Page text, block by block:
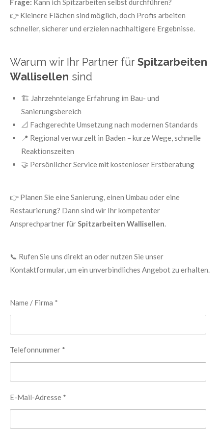
Frage: Kann ich Spitzarbeiten selbst durchführen?
👉 Kleinere Flächen sind möglich, doch Profis arbeiten
schneller, sicherer und erzielen nachhaltigere Ergebnisse.
Warum wir Ihr Partner für Spitzarbeiten
Wallisellen sind
🏗️ Jahrzehntelange Erfahrung im Bau- und
Sanierungsbereich
📐 Fachgerechte Umsetzung nach modernen Standards
📍 Regional verwurzelt in Baden – kurze Wege, schnelle
Reaktionszeiten
🤝 Persönlicher Service mit kostenloser Erstberatung
👉 Planen Sie eine Sanierung, einen Umbau oder eine
Restaurierung? Dann sind wir Ihr kompetenter
Ansprechpartner fürSpitzarbeiten Wallisellen.
📞 Rufen Sie uns direkt an oder nutzen Sie unser
Kontaktformular, um ein unverbindliches Angebot zu erhalten.
Name / Firma *
Telefonnummer *
E-Mail-Adresse *